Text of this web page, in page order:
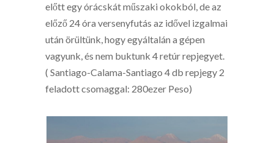
előtt egy órácskát műszaki okokból, de az
előző 24 óra versenyfutás az idővel izgalmai
után örültünk, hogy egyáltalán a gépen
vagyunk, és nem buktunk 4 retúr repjegyet.
( Santiago-Calama-Santiago 4 db repjegy 2
feladott csomaggal: 280ezer Peso)